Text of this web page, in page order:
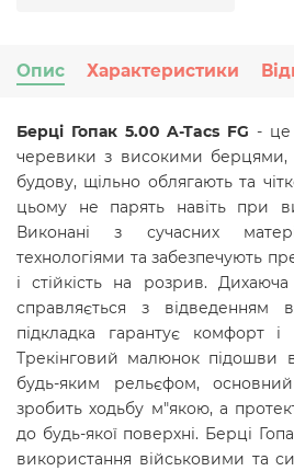
Опис Характеристики
Берці Гопак 5.00 A-Tacs FG - це
черевики з високими берцями,
будову, щільно облягають та
цьому не парять навіть при
Виконані з сучасних
технологіями та забезпечують
і стійкість на розрив.
справляється з відведенням
підкладка гарантує комфорт і
Трекінговий малюнок підошви
будь-яким рельєфом,
зробить ходьбу м"якою, а
до будь-якої поверхні. Берці
використання військовими та